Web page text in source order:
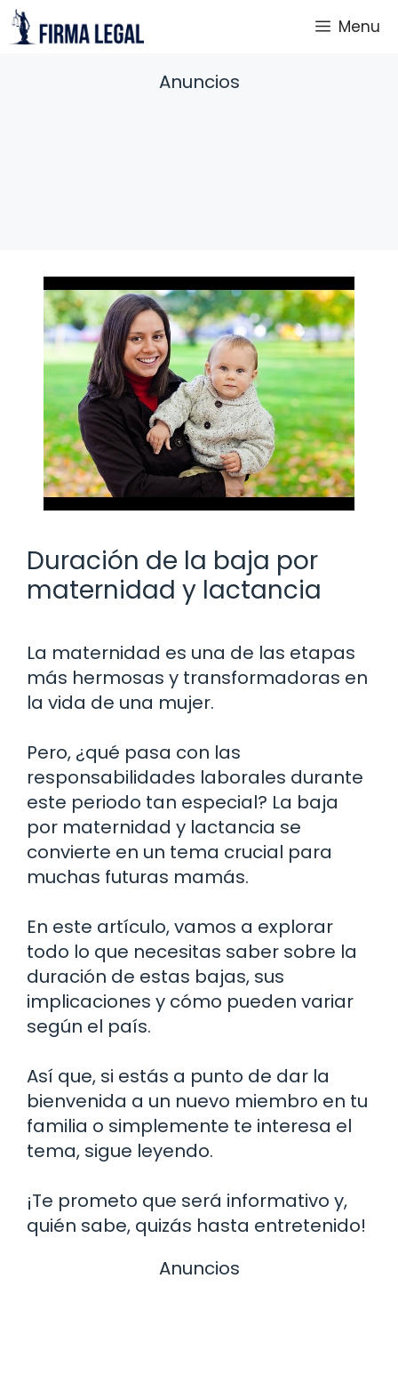
Saltar
al
Menu
Anuncios
Duración de la baja por
maternidad y lactancia
La maternidad es una de las etapas
más hermosas y transformadoras en
la vida de una mujer.
Pero, ¿qué pasa con las
responsabilidades laborales durante
este periodo tan especial? La baja
por maternidad y lactancia se
convierte en un tema crucial para
muchas futuras mamás.
En este artículo, vamos a explorar
todo lo que necesitas saber sobre la
duración de estas bajas, sus
implicaciones y cómo pueden variar
según el país.
Así que, si estás a punto de dar la
bienvenida a un nuevo miembro en tu
familia o simplemente te interesa el
tema, sigue leyendo.
¡Te prometo que será informativo y,
quién sabe, quizás hasta entretenido!
Anuncios